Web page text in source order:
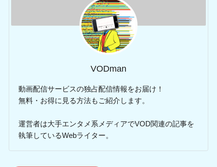
VODman
動画配信サービスの独占配信情報をお届け！
無料・お得に見る方法もご紹介します。
運営者は大手エンタメ系メディアでVOD関連の記事を
執筆しているWebライター。